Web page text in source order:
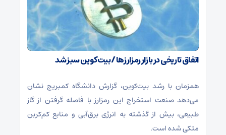
اتفاق تاریخی در بازار رمزارزها / بیت‌کوین سبز شد
همزمان با رشد بیت‌کوین، گزارش دانشگاه کمبریج نشان
می‌دهد صنعت استخراج این رمزارز با فاصله گرفتن از گاز
طبیعی، بیش از گذشته به انرژی برق‌آبی و منابع کم‌کربن
متکی شده است.